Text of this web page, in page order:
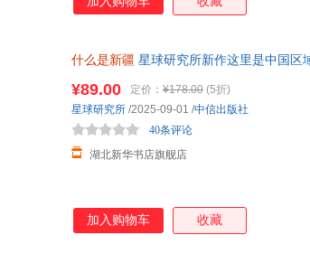
什么是新疆 星球研究所新作这里是中国区
¥89.00 定价： ¥178.00 (5折)
湖北新华书店旗舰店
40条评论
星球研究所 /2025-09-01 /中信出版社
加入购物车 收藏